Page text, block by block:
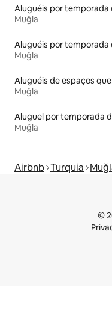
Muğla
Muğla
Muğla
Muğla
Airbnb Turquia
©